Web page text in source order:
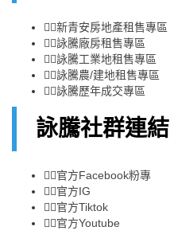
👉🏻新青安房地產租售專區
👉🏻詠騰廠房租售專區
👉🏻詠騰工業地租售專區
👉🏻詠騰農/建地租售專區
👉🏻詠騰歷年成交專區
詠騰社群連結
👉🏻官方Facebook粉專
👉🏻官方IG
👉🏻官方Tiktok
👉🏻官方Youtube